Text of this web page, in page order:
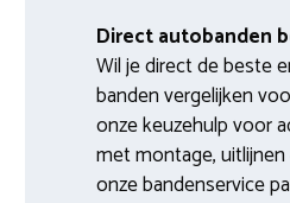
Direct autobanden
Wil je direct de beste
banden vergelijken
onze keuzehulp voor
met montage, uitlijnen
onze bandenservice